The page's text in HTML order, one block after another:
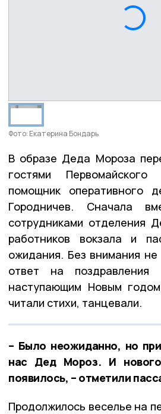
Фото: Екатерина Бондарь
В образе Деда Мороза
гостями
помощник оперативного
Городничев. Сначала
сотрудниками отделения
работников вокзала и
ожидания. Без внимания не
ответ на
наступающим Новым
читали стихи, танцевали.
– Было неожиданно, но
нас Дед Мороз. И
появилось, – отметили
Продолжилось веселье на